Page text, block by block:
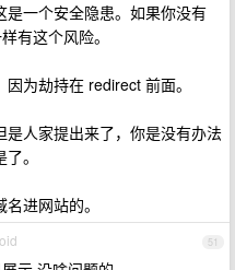
一个安全隐患。如果你没有
有这个风险。
为劫持在 redirect 前面。
人家提出来了，你是没有办法
。
进网站的。
51